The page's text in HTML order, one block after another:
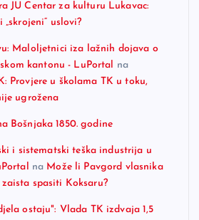
JU Centar za kulturu Lukavac:
uslovi?
Maloljetnici iza lažnih dojava o
kantonu - LuPortal na
Provjere u školama TK u toku,
ugrožena
Bošnjaka 1850. godine
i sistematski teška industrija u
na Može li Pavgord vlasnika
spasiti Koksaru?
ostaju": Vlada TK izdvaja 1,5